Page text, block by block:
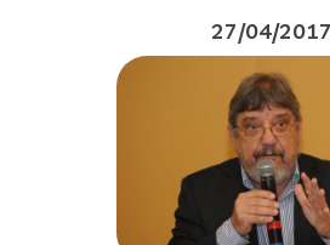
27/04/2017